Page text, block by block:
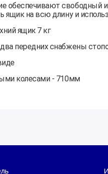
обеспечивают свободный
ящик на всю длину и
ящик 7 кг
передних снабжены
колесами - 710мм